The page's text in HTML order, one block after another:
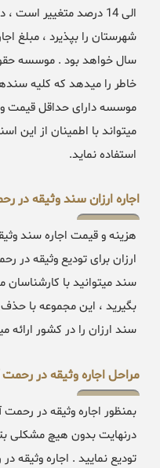
الی 14 درصد متغییر
سال خواهد بود . موسسه
خاطر را میدهد که کلیه
موسسه دارای حداقل قیمت و
میتواند با اطمینان از این
استفاده نماید.
اجاره ارزان سند وثیقه در
هزینه و قیمت اجاره سند
ارزان برای تودیع وثیقه در
سند میتوانید با
بگیرید ، این مجموعه با حذف
سند ارزان را در کشور ارائه
مراحل اجاره وثیقه در رحمت
بمنظور اجاره وثیقه در رحمت
درنهایت بدون هیچ مشکلی
تودیع نمایید . اجاره وثیقه